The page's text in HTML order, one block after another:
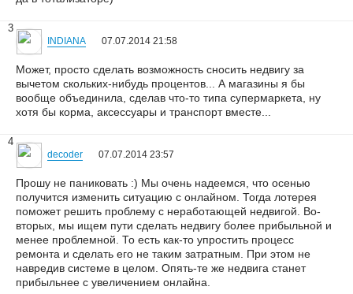
3
INDIANA 07.07.2014 21:58
Может, просто сделать возможность сносить недвигу за
вычетом скольких-нибудь процентов... А магазины я бы
вообще объединила, сделав что-то типа супермаркета, ну
хотя бы корма, аксессуары и транспорт вместе...
4
decoder 07.07.2014 23:57
Прошу не паниковать :) Мы очень надеемся, что осенью
получится изменить ситуацию с онлайном. Тогда лотерея
поможет решить проблему с неработающей недвигой. Во-
вторых, мы ищем пути сделать недвигу более прибыльной и
менее проблемной. То есть как-то упростить процесс
ремонта и сделать его не таким затратным. При этом не
навредив системе в целом. Опять-те же недвига станет
прибыльнее с увеличением онлайна.